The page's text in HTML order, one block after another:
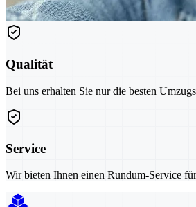
Qualität
Bei uns erhalten Sie nur die besten
Service
Wir bieten Ihnen einen Rundum-Service